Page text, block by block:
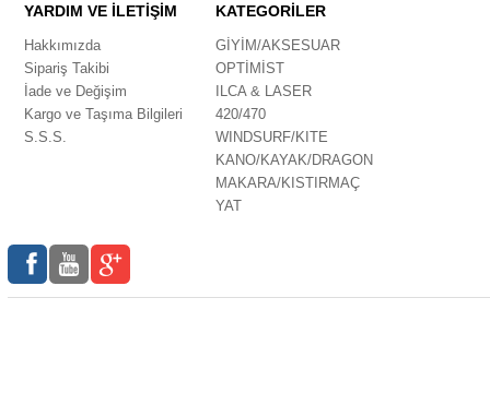
YARDIM VE İLETİŞİM
Hakkımızda
Sipariş Takibi
İade ve Değişim
Kargo ve Taşıma Bilgileri
S.S.S.
KATEGORİLER
GİYİM/AKSESUAR
OPTİMİST
ILCA & LASER
420/470
WINDSURF/KITE
KANO/KAYAK/DRAGON
MAKARA/KISTIRMAÇ
YAT